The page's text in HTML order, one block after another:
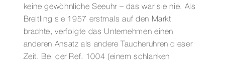
Menge
keine gewöhnliche Seeuhr – das war sie nie. Als
Breitling sie 1957 erstmals auf den Markt
brachte, verfolgte das Unternehmen einen
anderen Ansatz als andere Taucheruhren dieser
Zeit. Bei der Ref. 1004 (einem schlanken